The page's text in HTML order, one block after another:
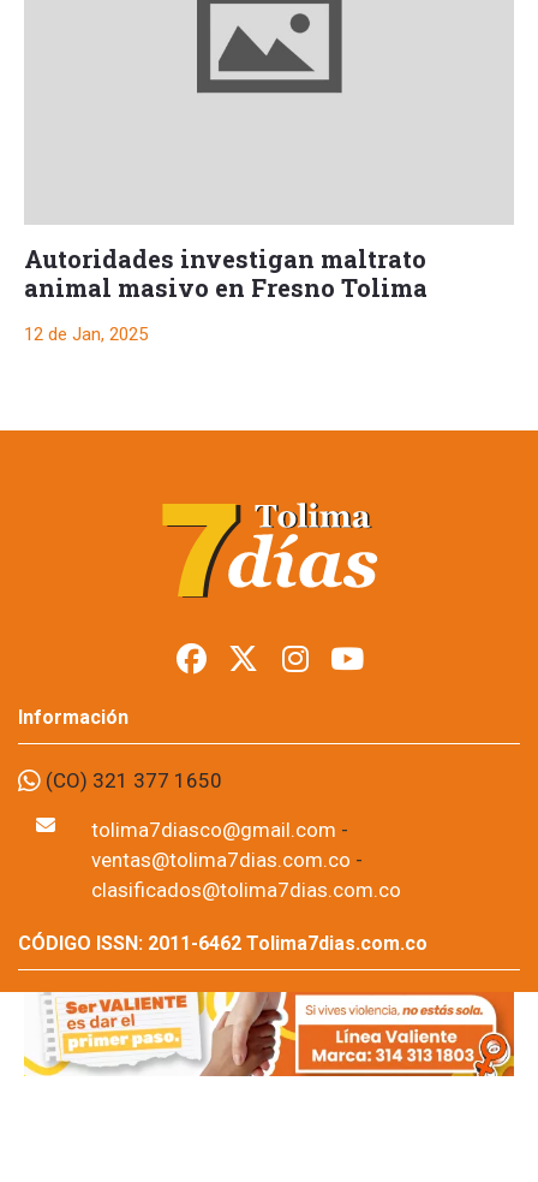
Autoridades investigan maltrato
animal masivo en Fresno Tolima
12 de Jan, 2025
Información
(CO) 321 377 1650
tolima7diasco@gmail.com -
ventas@tolima7dias.com.co -
clasificados@tolima7dias.com.co
CÓDIGO ISSN: 2011-6462 Tolima7dias.com.co
Tolima7dias.com.co - Prohibida su reproducción total o
parcial, así como su traducción a cualquier idioma sin
autorización escrita de su titular. Noticias de Ibagué-
Tolima, Colombia y el mundo.